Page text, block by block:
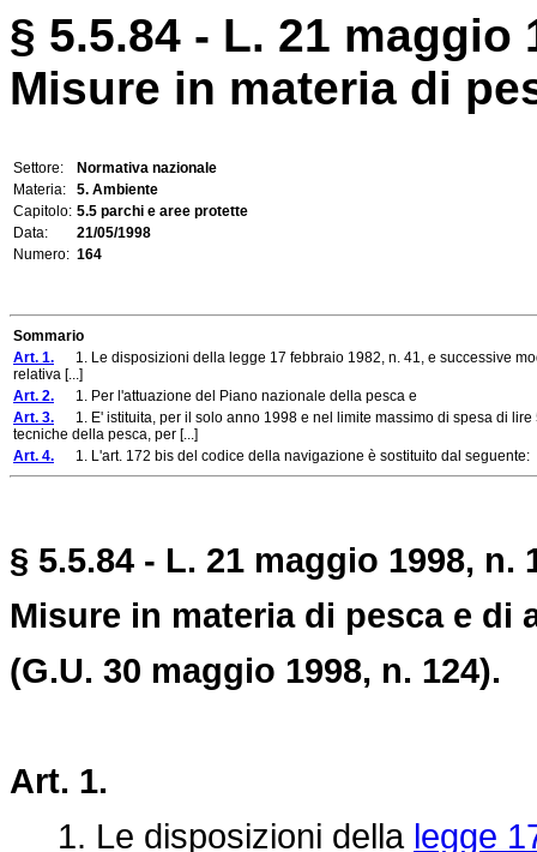
§ 5.5.84 - L. 21 maggio
Misure in materia di
Settore:
Normativa nazionale
Materia:
5. Ambiente
Capitolo: 5.5 parchi e aree protette
Data:
21/05/1998
Numero: 164
Sommario
Art. 1. 1. Le disposizioni della legge 17 febbraio 1982, n. 41, e successive
relativa [...]
Art. 2. 1. Per l'attuazione del Piano nazionale della pesca e
Art. 3. 1. E' istituita, per il solo anno 1998 e nel limite massimo di spesa di
tecniche della pesca, per [...]
Art. 4. 1. L'art. 172 bis del codice della navigazione è sostituito dal seguente:
§ 5.5.84 - L. 21 maggio 1998, n.
Misure in materia di pesca e di
(G.U. 30 maggio 1998, n. 124).
Art. 1.
1. Le disposizioni della legge